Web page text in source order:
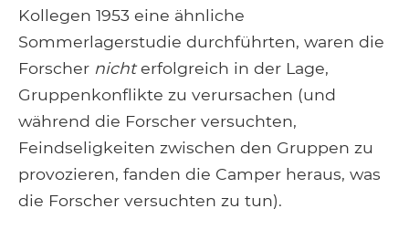
Kollegen 1953 eine ähnliche
Sommerlagerstudie durchführten, waren die
Forscher nichterfolgreich in der Lage,
Gruppenkonflikte zu verursachen (und
während die Forscher versuchten,
Feindseligkeiten zwischen den Gruppen zu
provozieren, fanden die Camper heraus, was
die Forscher versuchten zu tun).